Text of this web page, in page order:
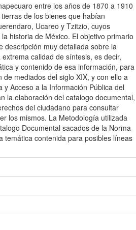
entre los años de 1870 a 1910
de los bienes que habían
Ucareo y Tzitzio, cuyos
historia de México. El objetivo primario
descripción muy detallada sobre la
calidad de síntesis, es decir,
y contenido de esa información, para
mediados del siglo XIX, y con ello a
Acceso a la Información Pública del
la elaboración del catalogo documental,
del ciudadano para consultar
los mismos. La Metodología utilizada
Documental sacados de la Norma
temática contenida para posibles líneas